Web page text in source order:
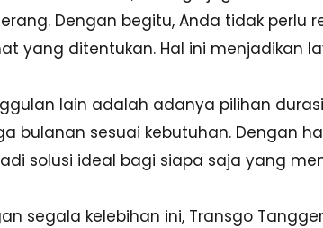
Dengan begitu, Anda tidak perlu
yang ditentukan. Hal ini menjadikan
lain adalah adanya pilihan
bulanan sesuai kebutuhan. Dengan
solusi ideal bagi siapa saja yang
segala kelebihan ini, Transgo